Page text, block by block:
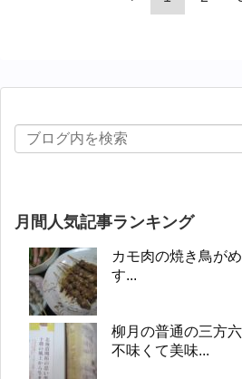
月間人気記事ランキング
カモ肉の焼き鳥が
す...
柳月の普通の三方
不味くて美味...